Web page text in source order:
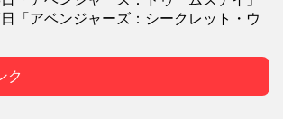
「アベンジャーズ：シークレット・ウ
ク